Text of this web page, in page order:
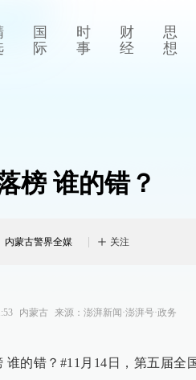
国
际
时
事
财
经
思
想
榜 谁的错？
内蒙古警界全媒 关注
内蒙古 来源： 澎湃新闻·澎湃号·政务
谁的错？#11月14日，第五届